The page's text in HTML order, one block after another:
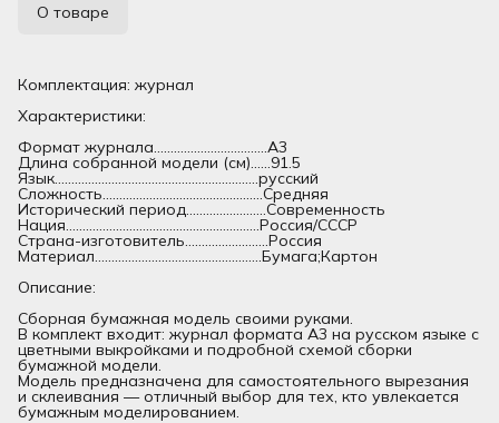
О товаре
Комплектация: журнал
Характеристики:
Формат журнала..................................А3
Длина собранной модели (см)......91.5
Язык.............................................................русский
Сложность................................................Средняя
Исторический период........................Современность
Нация..........................................................Россия/СССР
Страна-изготовитель.........................Россия
Материал..................................................Бумага;Картон
Описание:
Сборная бумажная модель своими руками.
В комплект входит: журнал формата А3 на русском языке с
цветными выкройками и подробной схемой сборки
бумажной модели.
Модель предназначена для самостоятельного вырезания
и склеивания — отличный выбор для тех, кто увлекается
бумажным моделированием.